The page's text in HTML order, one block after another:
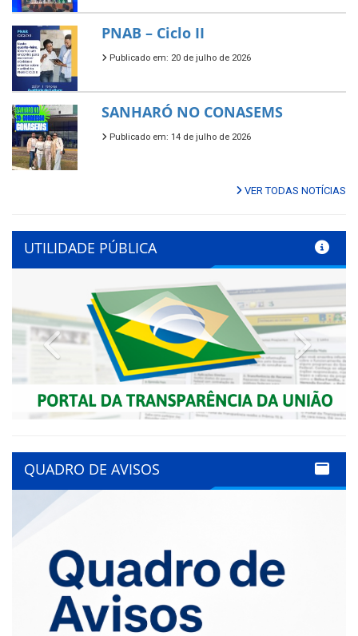
PNAB – Ciclo II
Publicado em: 20 de julho de 2026
SANHARÓ NO CONASEMS
Publicado em: 14 de julho de 2026
VER TODAS NOTÍCIAS
UTILIDADE PÚBLICA
Previous Next
QUADRO DE AVISOS